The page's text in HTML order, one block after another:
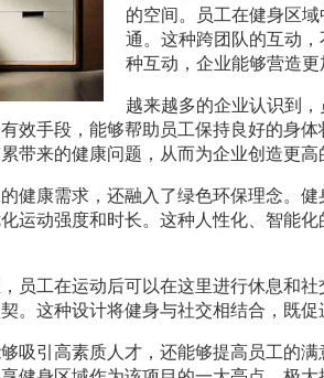
的空间。员工在健身区
通。这种跨团队的互动
种互动，企业能够营造更
越来越多的企业认识到
效手段，能够帮助员工保持良好的身
带来的健康问题，从而为企业创造更高
健康需求，还融入了绿色环保理念。
运动强度和时长。这种人性化、智能
员工在运动后可以在这里进行休息和
。这种设计将健身与社交相结合，既促
吸引高素质人才，还能够提高员工的